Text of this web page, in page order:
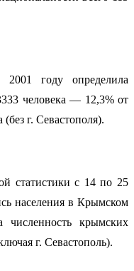
году определила
человека — 12,3% от
г. Севастополя).
статистики с 14 по 25
населения в Крымском
численность крымских
г. Севастополь).